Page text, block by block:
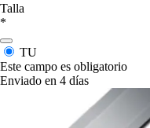
Talla
*
TU
Este campo es obligatorio
Enviado en 4 días